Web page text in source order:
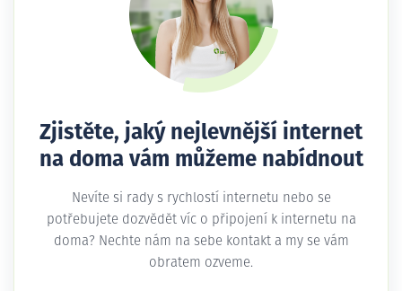
Zjistěte, jaký nejlevnější internet
na doma vám můžeme nabídnout
Nevíte si rady s rychlostí internetu nebo se
potřebujete dozvědět víc o připojení k internetu na
doma? Nechte nám na sebe kontakt a my se vám
obratem ozveme.